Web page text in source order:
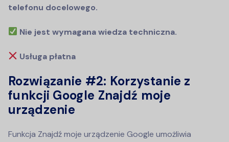
telefonu docelowego.
Nie jest wymagana wiedza techniczna.
Usługa płatna
Rozwiązanie #2: Korzystanie z
funkcji Google Znajdź moje
urządzenie
Funkcja Znajdź moje urządzenie Google umożliwia